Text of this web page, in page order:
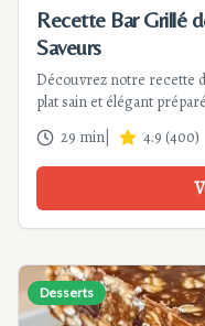
Recette Bar Grillé
Saveurs
Découvrez notre recette
plat sain et élégant
léger ou une occasion
29 min 4.9 (400)
Desserts